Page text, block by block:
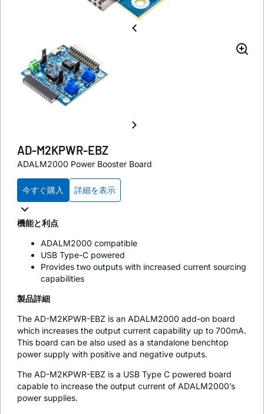
AD-M2KPWR-EBZ
ADALM2000 Power Booster Board
今すぐ購入 詳細を表示
機能と利点
ADALM2000 compatible
USB Type-C powered
Provides two outputs with increased current sourcing
capabilities
製品詳細
The AD-M2KPWR-EBZ is an ADALM2000 add-on board
which increases the output current capability up to 700mA.
This board can be also used as a standalone benchtop
power supply with positive and negative outputs.
The AD-M2KPWR-EBZ is a USB Type C powered board
capable to increase the output current of ADALM2000’s
power supplies.